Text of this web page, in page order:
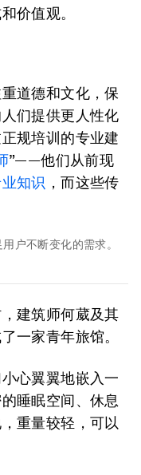
价值观。
道德和文化，保
们提供更人性化
规培训的专业建
”——他们从前现
知识 ，而这些传
户不断变化的需求。
建筑师何葳及其
一家青年旅馆。
心翼翼地嵌入一
睡眠空间、休息
重量较轻，可以